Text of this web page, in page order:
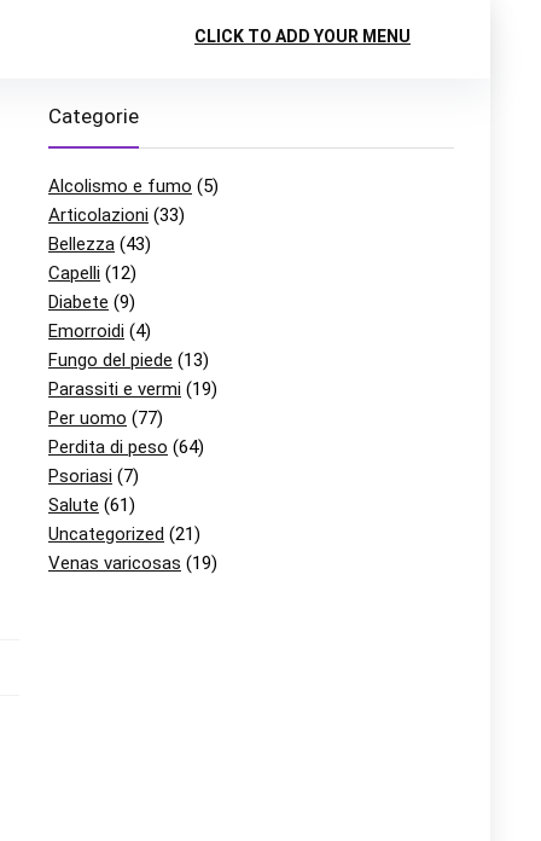
CLICK TO ADD YOUR MENU
Categorie
Alcolismo e fumo (5)
Articolazioni (33)
Bellezza (43)
Capelli (12)
Diabete (9)
Emorroidi (4)
Fungo del piede (13)
Parassiti e vermi (19)
Per uomo (77)
Perdita di peso (64)
Psoriasi (7)
Salute (61)
Uncategorized (21)
Venas varicosas (19)